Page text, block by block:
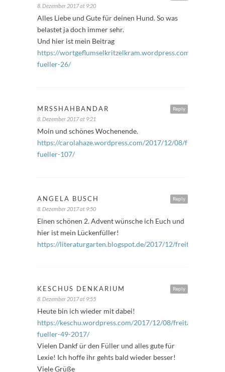
8. Dezember 2017 at 9:20
Alles Liebe und Gute für deinen Hund. So was
belastet ja doch immer sehr.
Und hier ist mein Beitrag
https://wortgeflumselkritzelkram.wordpress.com/2017/12/
fueller-26/
Reply
MRSSHAHBANDAR
8. Dezember 2017 at 9:21
Moin und schönes Wochenende.
https://carolahaze.wordpress.com/2017/12/08/freitags-
fueller-107/
Reply
ANGELA BUSCH
8. Dezember 2017 at 9:50
Einen schönen 2. Advent wünsche ich Euch und
hier ist mein Lückenfüller!
https://literaturgarten.blogspot.de/2017/12/
Reply
KESCHUS DENKARIUM
8. Dezember 2017 at 9:55
Heute bin ich wieder mit dabei!
https://keschu.wordpress.com/2017/12/08/freitags-
fueller-49-2017/
Vielen Dankf ür den Füller und alles gute für
Lexie! Ich hoffe ihr gehts bald wieder besser!
Viele Grüße